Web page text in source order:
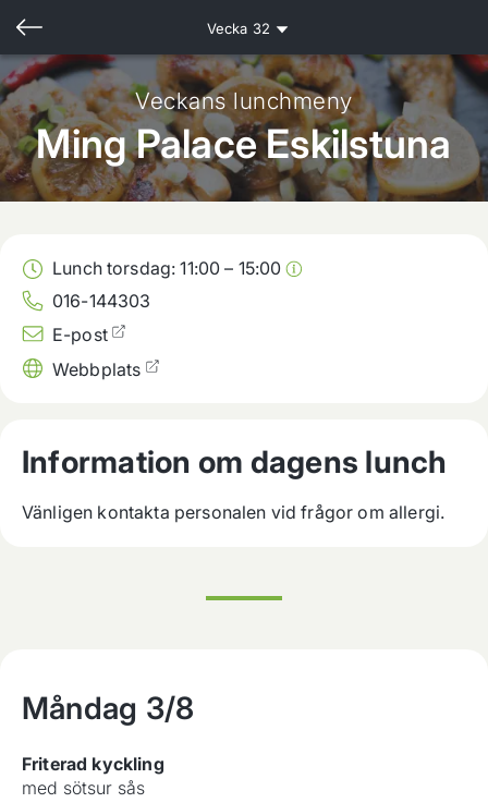
Vecka 32
Veckans lunchmeny
Ming Palace Eskilstuna
Lunch torsdag:11:00 – 15:00
016-144303
E-post
Webbplats
Information om dagens lunch
Vänligen kontakta personalen vid frågor om allergi.
Måndag 3/8
Friterad kyckling
med sötsur sås